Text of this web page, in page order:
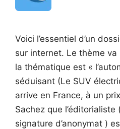
Voici l’essentiel d’un
sur internet. Le thème va
la thématique est «
séduisant (Le SUV
arrive en France, à un
Sachez que
signature d’anonymat )